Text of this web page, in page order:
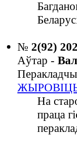
№ 2(92)
Аўтар -
На
праца